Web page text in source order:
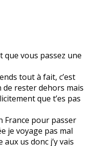
que vous passez une
tout à fait, c’est
de rester dehors mais
que t’es pas
France pour passer
je voyage pas mal
us donc j’y vais